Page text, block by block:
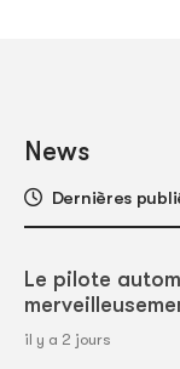
News
Dernières
Le pilote
il y a 2 jours